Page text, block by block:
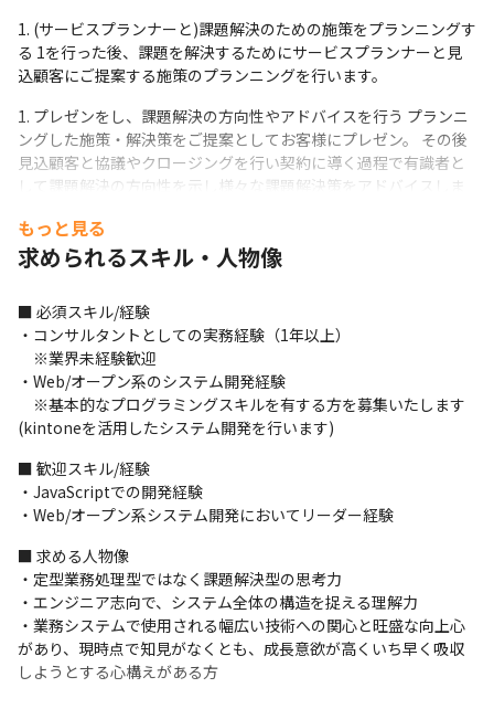
(サービスプランナーと)課題解決のための施策をプランニングす
る 1を行った後、課題を解決するためにサービスプランナーと見
込顧客にご提案する施策のプランニングを行います。
プレゼンをし、課題解決の方向性やアドバイスを行う プランニ
ングした施策・解決策をご提案としてお客様にプレゼン。 その後
見込顧客と協議やクロージングを行い契約に導く過程で有識者と
して課題解決の方向性を示し様々な課題解決策をアドバイスしま
開発チームをまとめプロジェクトを遂行し成功に導く 見込顧客
と晴れて「契約」を締結調印となった後は開発チームにフェーズ
バーのタスクを管理し進捗を管理します。 またクライアントとは
要件定義やアジャイル開発の場面においてシステム開発に関する
折衝と調整・詳細な機能及び仕様・連結のご提案などプロジェク
トを遂行し成功に導くためのミッションを担います。
（変更の範囲）当社業務全般
■プロジェクト例
・DX推進コンサルティング＆システムソリューション開発サービ
ス『SOLVE EIGHT』
■研修に関して
・サイボウズ公認の有料講習を受け、kintoneの使用方法に関して
理解を深めます
・入社後は社内の案件に携わり、実務理解を深めます
もっと見る
求められるスキル・人物像
■ 必須スキル/経験
・コンサルタントとしての実務経験（1年以上）
※業界未経験歓迎
・Web/オープン系のシステム開発経験
※基本的なプログラミングスキルを有する方を募集いたします
(kintoneを活用したシステム開発を行います)
■ 歓迎スキル/経験
・JavaScriptでの開発経験
・Web/オープン系システム開発においてリーダー経験
■ 求める人物像
・定型業務処理型ではなく課題解決型の思考力
・エンジニア志向で、システム全体の構造を捉える理解力
・業務システムで使用される幅広い技術への関心と旺盛な向上心
があり、現時点で知見がなくとも、成長意欲が高くいち早く吸収
しようとする心構えがある方